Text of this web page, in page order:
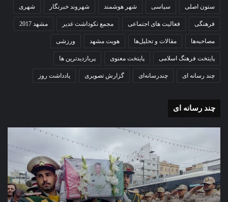
ستون اصلی سیاسی شهر هوشمند شهروند خبرنگار شهری
فرهنگی فعالیت های اجتماعی مجمع نکوداشت غدیر مشهد 2017
مصاحبه‌ها مقالات و تحلیل‌ها هویت مشهد ورزشی
پایتخت فرهنگ اسلامی پایتخت معنوی پربازدیدترین ها
چند رسانه ای چندرسانه‌ای گزارش تصویری یادداشت روز
چند رسانه ای
تشییع
پیکر
مطهر
شهید
امنیت